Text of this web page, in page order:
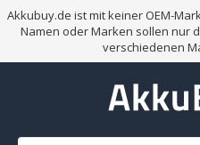
Akkubuy.de ist mit keiner OEM-
Namen oder Marken sollen nur
verschiedenen